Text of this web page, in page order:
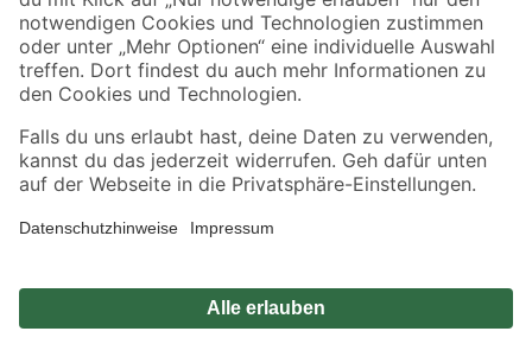
Jetzt die toom-App herunterladen
Alle Preisangaben in EUR inkl. gesetzl. MwSt.. Die dargestellten Angebote sind unter
Umständen nicht in allen Märkten verfügbar. Die angegebenen Verfügbarkeiten beziehen
Produkte nur solange der Vorrat reicht.
*Paketversand ab 59 € versandkostenfrei, gilt nicht für Artikel mit Speditionsversand, hier
Privatsphäre Impressum
Nutzungsbedingungen
Widerrufsrecht Vertrag widerrufen